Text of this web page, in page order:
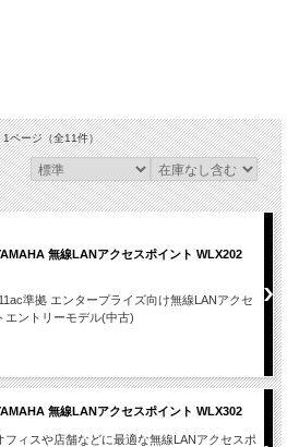
1ページ（全11件）
無線LANアクセスポイント WLX202
準拠 エンタープライズ向け無線LANアクセ
エントリーモデル(中古)
無線LANアクセスポイント WLX302
フィスや店舗などに最適な無線LANアクセスポ